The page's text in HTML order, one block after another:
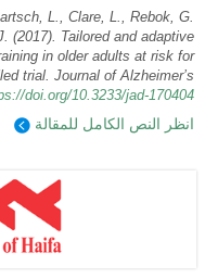
L., Clare, L., Rebok, G.
(2017). Tailored and adaptive
in older adults at risk for
trial. Journal of Alzheimer’s
doi.org/10.3233/jad-170404
انظر النص الكامل للمقالة